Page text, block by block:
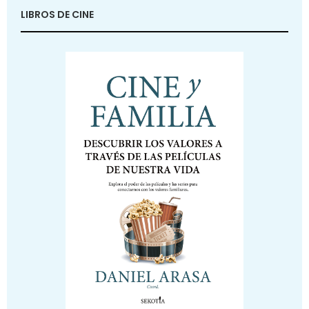
LIBROS DE CINE